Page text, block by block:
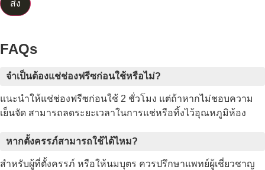
FAQs
จำเป็นต้องแช่ช่องฟรีซก่อนใช้หรือไม่?
แนะนำให้แช่ช่องฟรีซก่อนใช้ 2 ชั่วโมง แต่ถ้าหากไม่ชอบความ
เย็นจัด สามารถลดระยะเวลาในการแช่หรือทิ้งไว้อุณหภูมิห้อง
หากตั้งครรภ์สามารถใช้ได้ไหม?
สำหรับผู้ที่ตั้งครรภ์ หรือให้นมบุตร ควรปรึกษาแพทย์ผู้เชี่ยวชาญ